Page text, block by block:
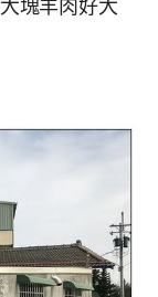
塊羊肉好大